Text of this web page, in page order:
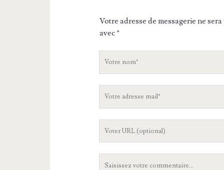
Votre adresse de messagerie ne
avec*
V
n
m
V
a
L
RV